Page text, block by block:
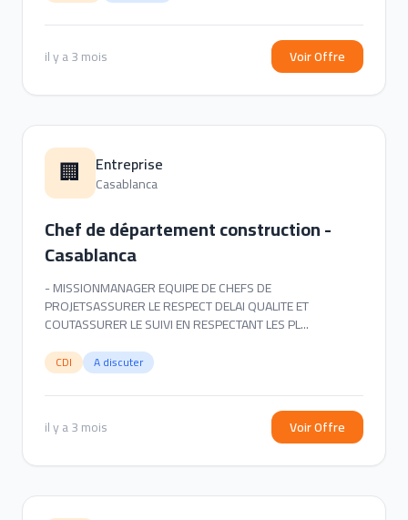
il y a 3 mois Voir Offre
🏢 Entreprise
Casablanca
Chef de département construction -
Casablanca
- MISSIONMANAGER EQUIPE DE CHEFS DE
PROJETSASSURER LE RESPECT DELAI QUALITE ET
COUTASSURER LE SUIVI EN RESPECTANT LES PL...
CDI A discuter
il y a 3 mois Voir Offre